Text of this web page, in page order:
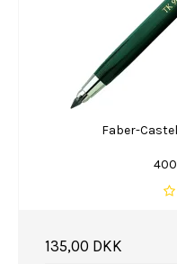
Faber-
135,00 DKK